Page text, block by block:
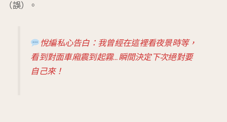
（誤）。
悅編私心告白：我曾經在這裡看夜景時等，
看到對面車廂震到起霧…瞬間決定下次絕對要
自己來！